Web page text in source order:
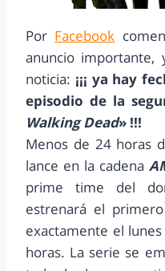
Por Facebook
anuncio
noticia: ¡¡¡ ya hay
episodio de la
Walking Dead» !!!
Menos de 24 horas
lance en la cadena
prime time del
estrenará el
exactamente el
horas. La serie se